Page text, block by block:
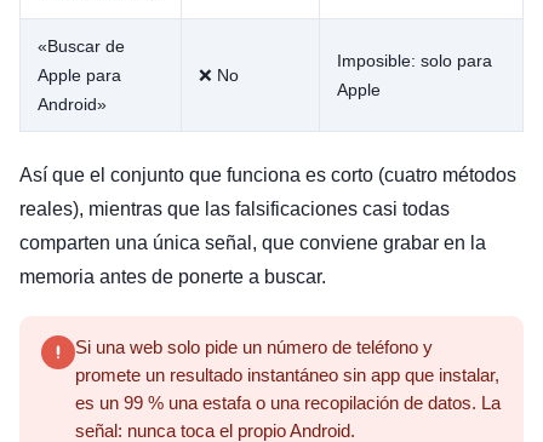
«Buscar de
Apple para
Android»
❌ No
Imposible: solo para
Apple
Así que el conjunto que funciona es corto (cuatro métodos
reales), mientras que las falsificaciones casi todas
comparten una única señal, que conviene grabar en la
memoria antes de ponerte a buscar.
Si una web solo pide un número de teléfono y
promete un resultado instantáneo sin app que instalar,
es un 99 % una estafa o una recopilación de datos. La
señal: nunca toca el propio Android.